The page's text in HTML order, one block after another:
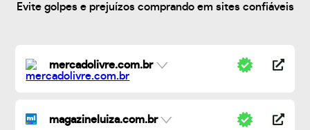
Evite golpes e prejuízos comprando em sites confiáveis
mercadolivre.com.br
magazineluiza.com.br